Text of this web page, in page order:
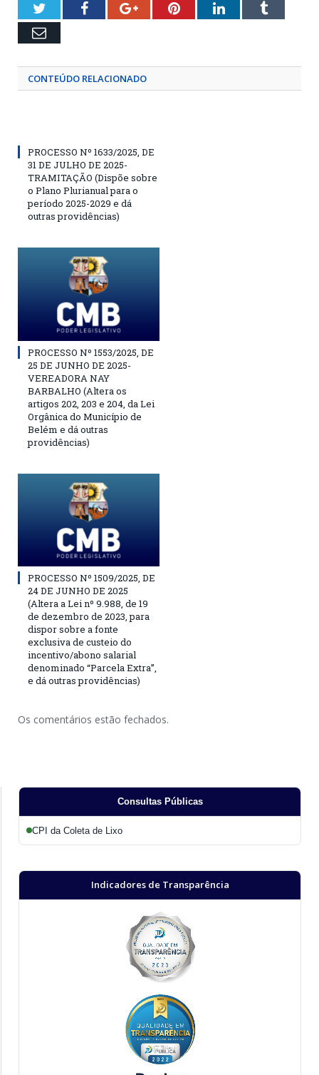
TwitterFacebookGoogle+PinterestLinkedInTumblr
Email
CONTEÚDO RELACIONADO
PROCESSO Nº 1633/2025, DE
31 DE JULHO DE 2025-
TRAMITAÇÃO (Dispõe sobre
o Plano Plurianual para o
período 2025-2029 e dá
outras providências)
PROCESSO Nº 1553/2025, DE
25 DE JUNHO DE 2025-
VEREADORA NAY
BARBALHO (Altera os
artigos 202, 203 e 204, da Lei
Orgânica do Município de
Belém e dá outras
providências)
PROCESSO Nº 1509/2025, DE
24 DE JUNHO DE 2025
(Altera a Lei nº 9.988, de 19
de dezembro de 2023, para
dispor sobre a fonte
exclusiva de custeio do
incentivo/abono salarial
denominado “Parcela Extra”,
e dá outras providências)
Os comentários estão fechados.
Consultas Públicas
CPI da Coleta de Lixo
Indicadores de Transparência